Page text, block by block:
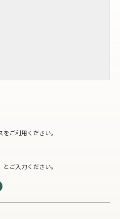
ご利用ください。
ご入力ください。